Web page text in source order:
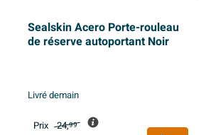
Sealskin Acero Porte-rouleau
de réserve autoportant Noir
Livré demain
Prix 24,99